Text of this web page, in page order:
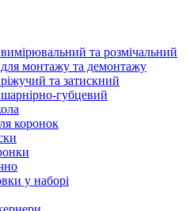
та розмічальний
монтажу та демонтажу
та затискний
губцевий
коронок
у наборі